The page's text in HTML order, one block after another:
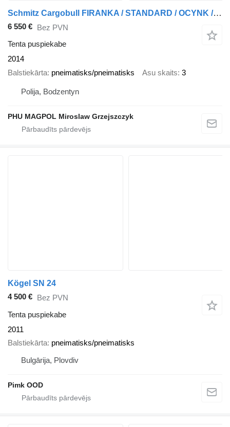
Schmitz Cargobull FIRANKA / STANDARD / OCYNK / OSIE SCHMITZ
6 550 € Bez PVN
Tenta puspiekabe
2014
Balstiekārta pneimatisks/pneimatisks Asu skaits 3
Polija, Bodzentyn
PHU MAGPOL Miroslaw Grzejszczyk
Kögel SN 24
4 500 € Bez PVN
Tenta puspiekabe
2011
Balstiekārta pneimatisks/pneimatisks
Bulgārija, Plovdiv
Pimk OOD